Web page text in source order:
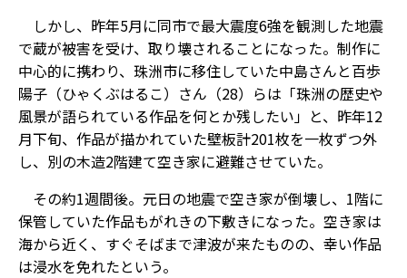
しかし、昨年5月に同市で最大震度6強を観測した地震
で蔵が被害を受け、取り壊されることになった。制作に
中心的に携わり、珠洲市に移住していた中島さんと百歩
陽子（ひゃくぶはるこ）さん（28）らは「珠洲の歴史や
風景が語られている作品を何とか残したい」と、昨年12
月下旬、作品が描かれていた壁板計201枚を一枚ずつ外
し、別の木造2階建て空き家に避難させていた。
その約1週間後。元日の地震で空き家が倒壊し、1階に
保管していた作品もがれきの下敷きになった。空き家は
海から近く、すぐそばまで津波が来たものの、幸い作品
は浸水を免れたという。